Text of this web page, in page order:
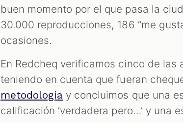
buen momento por el que pasa la
30.000 reproducciones, 186 “me
ocasiones.
En Redcheq verificamos cinco de las
teniendo en cuenta que fueran
metodología y concluimos que una
calificación ‘verdadera pero…’ y una